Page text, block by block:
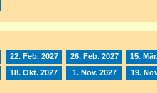
22. Feb. 2027 26. Feb. 2027
15.
18. Okt. 2027 1. Nov. 2027
19.